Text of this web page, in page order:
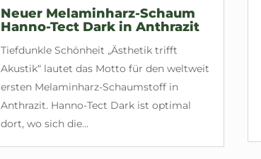
Neuer Melaminharz-Schaum
Hanno-Tect Dark in Anthrazit
Tiefdunkle Schönheit „Ästhetik trifft
Akustik“ lautet das Motto für den weltweit
ersten Melaminharz-Schaumstoff in
Anthrazit. Hanno-Tect Dark ist optimal
dort, wo sich die...